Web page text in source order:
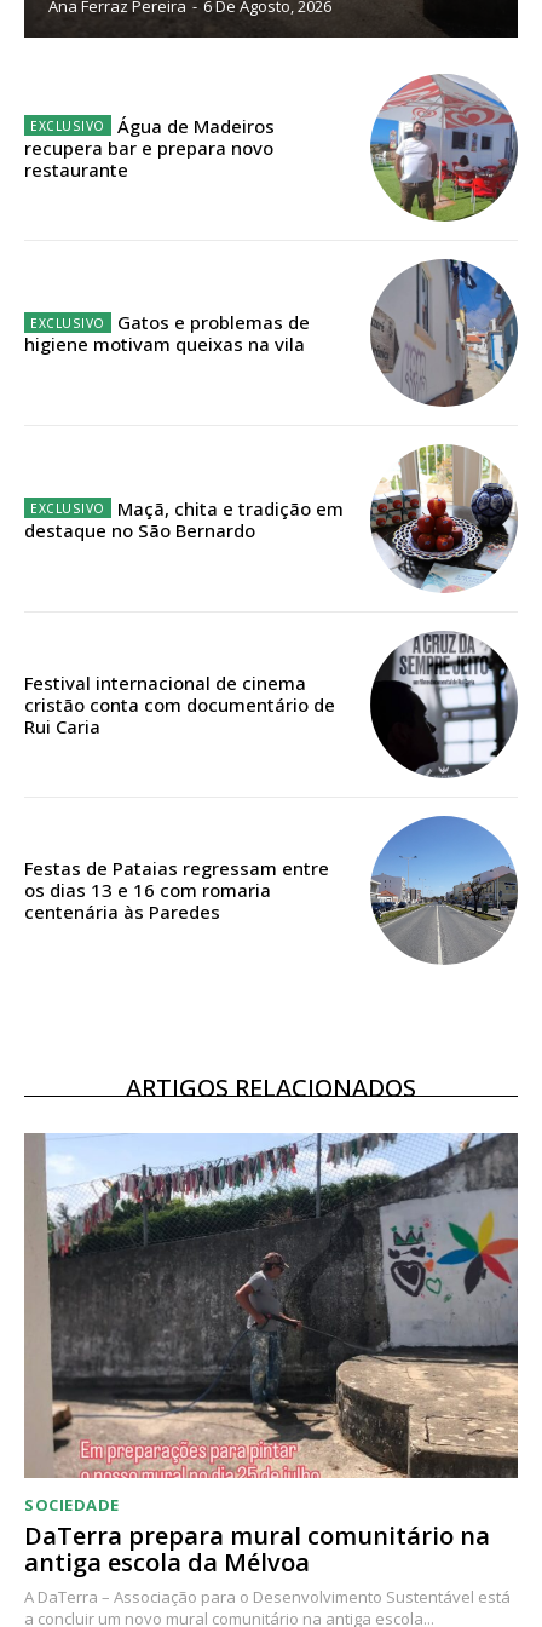
Acesso aos conteúdos Exclusivos para
assinantes
16
12 meses
Acesso aos conteúdos Exclusivos para
assinantes
Ana Ferraz Pereira - 6 De Agosto, 2026
Água de Madeiros
recupera bar e prepara novo
restaurante
Gatos e problemas de
higiene motivam queixas na vila
Maçã, chita e tradição em
destaque no São Bernardo
Festival internacional de cinema
cristão conta com documentário de
Rui Caria
Festas de Pataias regressam entre
os dias 13 e 16 com romaria
centenária às Paredes
ARTIGOS RELACIONADOS
SOCIEDADE
DaTerra prepara mural comunitário na
antiga escola da Mélvoa
A DaTerra – Associação para o Desenvolvimento Sustentável está
a concluir um novo mural comunitário na antiga escola...